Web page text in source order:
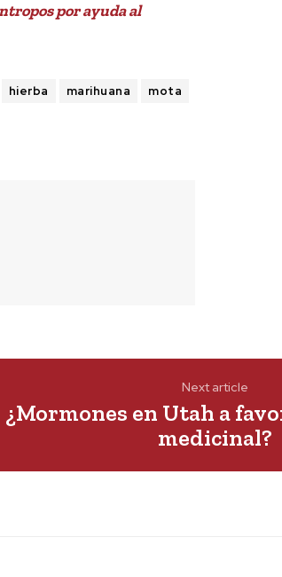
por ayuda al
hierba marihuana
mota
Next article
¿Mormones en Utah a
medicinal?